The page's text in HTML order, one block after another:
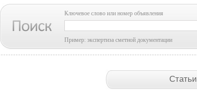
Ключевое слово или номер объявления
Пример: экспертиза сметной документации
Статьи